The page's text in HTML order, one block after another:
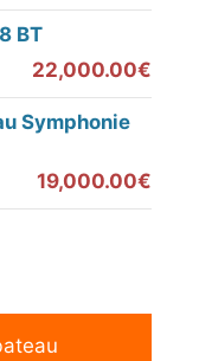
BT
22,000.00€
Symphonie
19,000.00€